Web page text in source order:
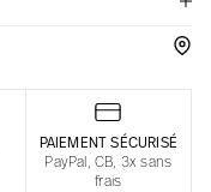
PAIEMENT SÉCURISÉ
PayPal, CB, 3x sans
frais